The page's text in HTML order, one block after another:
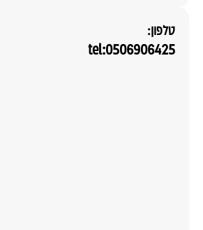
טלפון:
tel:0506906425